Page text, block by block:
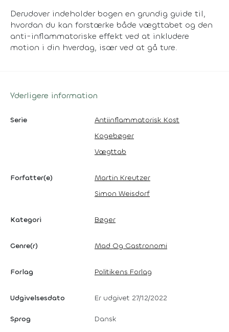
Derudover indeholder bogen en grundig guide til,
hvordan du kan forstærke både vægttabet og den
anti-inflammatoriske effekt ved at inkludere
motion i din hverdag, især ved at gå ture.
Yderligere information
Serie
Antiinflammatorisk Kost
Kogebøger
Vægttab
Forfatter(e)
Martin Kreutzer
Simon Weisdorf
Kategori Bøger
Genre(r) Mad Og Gastronomi
Forlag Politikens Forlag
Udgivelsesdato Er udgivet 27/12/2022
Sprog Dansk